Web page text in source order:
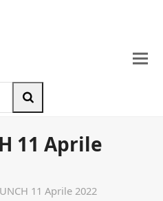
cerca
11 Aprile
11 Aprile 2022